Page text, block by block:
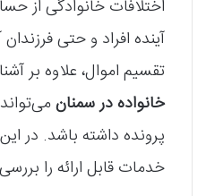
اختلافات خانوادگی از
آینده افراد و حتی
تقسیم اموال، علاوه بر
خانواده در سمنان
پرونده داشته باشد. در
خدمات قابل ارائه را